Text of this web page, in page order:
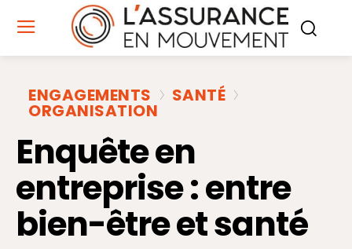
ENGAGEMENTS SANTÉ
ORGANISATION
Enquête en
entreprise : entre
bien-être et santé